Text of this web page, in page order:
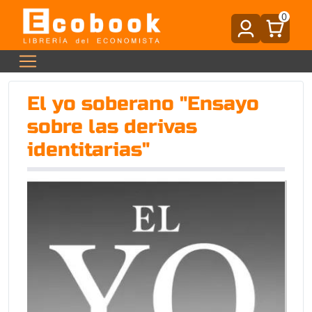
0
El yo soberano "Ensayo
sobre las derivas
identitarias"